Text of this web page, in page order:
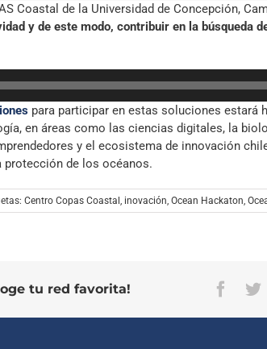
Coastal de la Universidad de Concepción,
y de este modo, contribuir en la búsqueda
para participar en estas soluciones estará
en áreas como las ciencias digitales, la
y el ecosistema de innovación
protección de los océanos.
Centro Copas Coastal inovación Ocean Hackaton
tu red favorita!